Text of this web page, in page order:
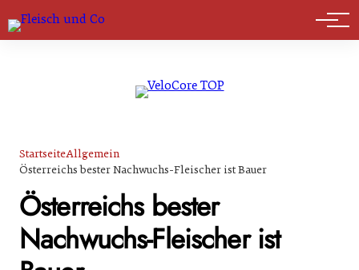
Marktführer
StartseiteAllgemein
Österreichs bester Nachwuchs-Fleischer ist Bauer
Österreichs bester
Nachwuchs-Fleischer ist